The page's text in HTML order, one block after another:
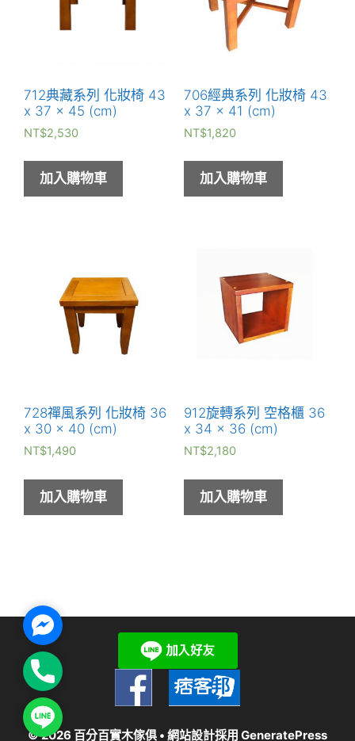
712典藏系列 化妝椅 43
x 37 x 45 (cm)
NT$2,530
加入購物車
706經典系列 化妝椅 43
x 37 x 41 (cm)
NT$1,820
加入購物車
728禪風系列 化妝椅 36
x 30 x 40 (cm)
NT$1,490
加入購物車
912旋轉系列 空格櫃 36
x 34 x 36 (cm)
NT$2,180
加入購物車
© 2026 百分百實木傢俱 • 網站設計採用 GeneratePress
Facebook
Messenger
Phone
Line